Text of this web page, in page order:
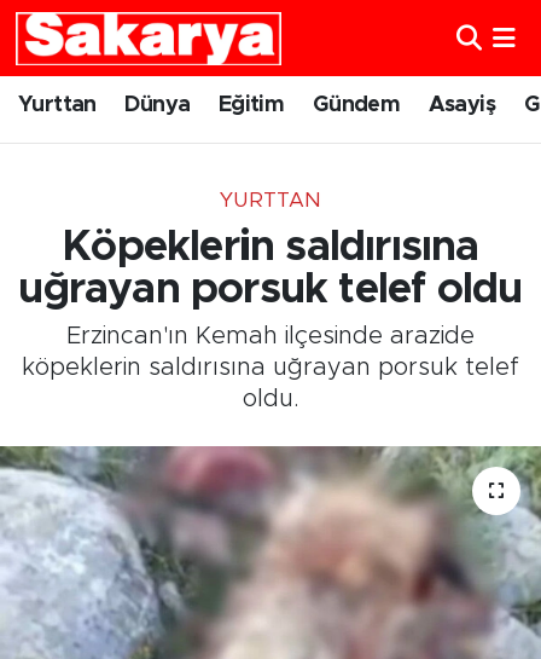
Yurttan Dünya Eğitim Gündem Asayiş
YURTTAN
Köpeklerin saldırısına
uğrayan porsuk telef oldu
Erzincan'ın Kemah ilçesinde arazide
köpeklerin saldırısına uğrayan porsuk telef
oldu.
Yurttan
Gündem
Eskişehirspor
Sağlık
Kültür Sanat
Tarihçe
Resmi İlanlar
Eskişehir Nöbetçi Eczaneler
Eskişehir Trafik Yoğunluk Haritası
Süper Lig Puan Durumu ve Fikstür
Son Dakika Haberleri
Haber Arşivi